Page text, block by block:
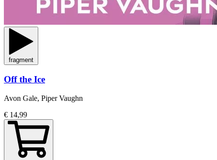
fragment
Off the Ice
Avon Gale, Piper Vaughn
€ 14,99